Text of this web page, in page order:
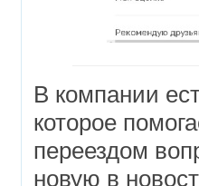
В компании
которое
переездом
новую в